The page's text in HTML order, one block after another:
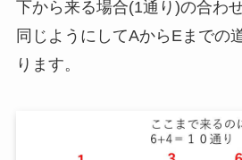
下から来る場合(1通り)の合わ
同じようにしてAからEまでの
ります。